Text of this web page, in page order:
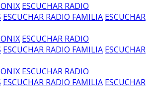
ESCUCHAR RADIO
ESCUCHAR RADIO FAMILIA ESCUCHAR
ESCUCHAR RADIO
ESCUCHAR RADIO FAMILIA ESCUCHAR
ESCUCHAR RADIO
ESCUCHAR RADIO FAMILIA ESCUCHAR